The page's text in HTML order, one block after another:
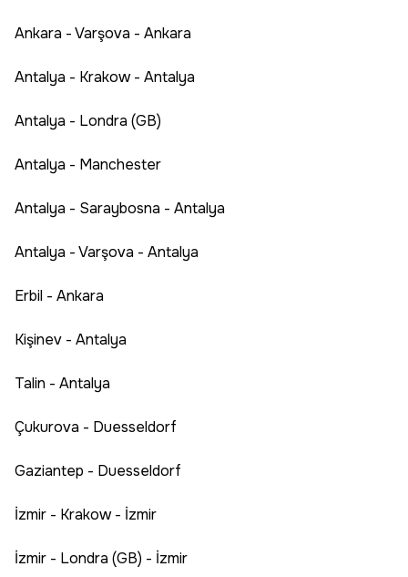
Ankara - Varşova - Ankara
Antalya - Krakow - Antalya
Antalya - Londra (GB)
Antalya - Manchester
Antalya - Saraybosna - Antalya
Antalya - Varşova - Antalya
Erbil - Ankara
Kişinev - Antalya
Talin - Antalya
Çukurova - Duesseldorf
Gaziantep - Duesseldorf
İzmir - Krakow - İzmir
İzmir - Londra (GB) - İzmir